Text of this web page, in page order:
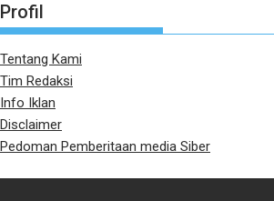
Profil
Tentang Kami
Tim Redaksi
Info Iklan
Disclaimer
Pedoman Pemberitaan media Siber